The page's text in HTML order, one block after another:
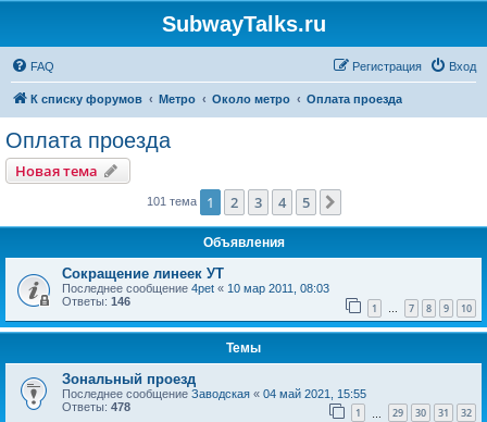
SubwayTalks.ru
FAQ Вход
Регистрация
К списку форумов Метро Около метро Оплата проезда
Оплата проезда
Новая тема
101 тема 1 2 3 4 5
Объявления
Сокращение линеек УТ
Последнее сообщение 4pet « 10 мар 2011, 08:03
Ответы: 146 1 … 7 8 9 10
Темы
Зональный проезд
Последнее сообщение Заводская « 04 май 2021, 15:55
Ответы: 478 1 29 30 31 32